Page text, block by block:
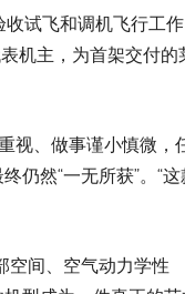
试飞和调机飞行工作
机主，为首架交付的
视、做事谨小慎微，
仍然“一无所获”。“这
空间、空气动力学性